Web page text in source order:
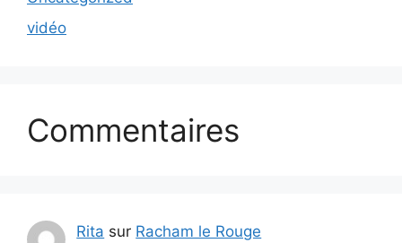
vidéo
Commentaires
Rita sur Racham le Rouge